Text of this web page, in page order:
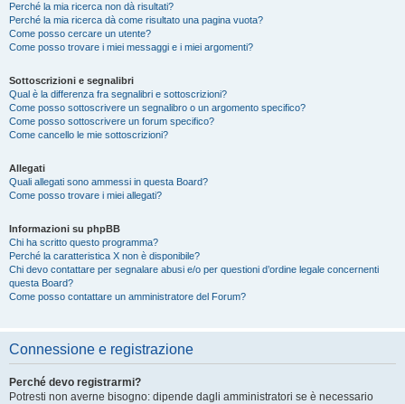
Perché la mia ricerca non dà risultati?
Perché la mia ricerca dà come risultato una pagina vuota?
Come posso cercare un utente?
Come posso trovare i miei messaggi e i miei argomenti?
Sottoscrizioni e segnalibri
Qual è la differenza fra segnalibri e sottoscrizioni?
Come posso sottoscrivere un segnalibro o un argomento specifico?
Come posso sottoscrivere un forum specifico?
Come cancello le mie sottoscrizioni?
Allegati
Quali allegati sono ammessi in questa Board?
Come posso trovare i miei allegati?
Informazioni su phpBB
Chi ha scritto questo programma?
Perché la caratteristica X non è disponibile?
Chi devo contattare per segnalare abusi e/o per questioni d’ordine legale concernenti
questa Board?
Come posso contattare un amministratore del Forum?
Connessione e registrazione
Perché devo registrarmi?
Potresti non averne bisogno: dipende dagli amministratori se è necessario